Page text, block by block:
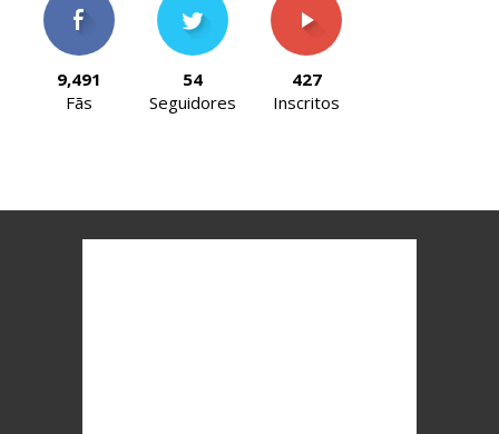
9,491
Fãs
54
Seguidores
427
Inscritos